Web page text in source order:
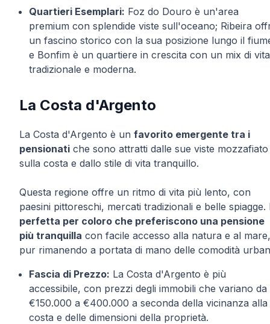
Quartieri Esemplari: Foz do Douro è un'area
premium con splendide viste sull'oceano; Ribeira
un fascino storico con la sua posizione lungo il
e Bonfim è un quartiere in crescita con un mix di vita
tradizionale e moderna.
La Costa d'Argento
La Costa d'Argento è un favorito emergente tra i
pensionati che sono attratti dalle sue viste mozzafiato
sulla costa e dallo stile di vita tranquillo.
Questa regione offre un ritmo di vita più lento, con
paesini pittoreschi, mercati tradizionali e belle spiagge.
perfetta per coloro che preferiscono una pensione
più tranquilla con facile accesso alla natura e al mare,
pur rimanendo a portata di mano delle comodità
Fascia di Prezzo: La Costa d'Argento è più
accessibile, con prezzi degli immobili che variano da
€150.000 a €400.000 a seconda della vicinanza alla
costa e delle dimensioni della proprietà.